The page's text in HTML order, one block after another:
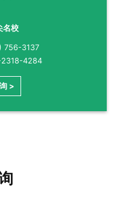
名校
756-3137
2318-4284
>